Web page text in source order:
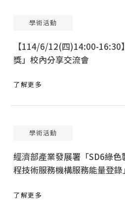
學術活動
【114/6/12(四)14:00-16:30
獎」校內分享交流會
了解更多
學術活動
經濟部產業發展署「SD6綠
程技術服務機構服務能量登
了解更多